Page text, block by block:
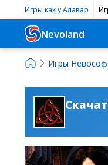
Игры как у Алавар
Nevoland
Игры